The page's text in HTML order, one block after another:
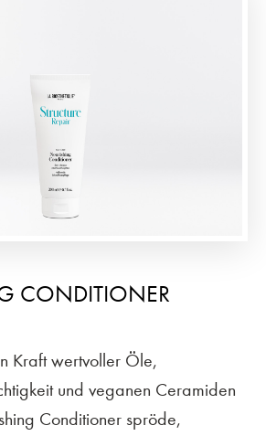
CONDITIONER
Kraft wertvoller Öle,
und veganen Ceramiden
Conditioner spröde,